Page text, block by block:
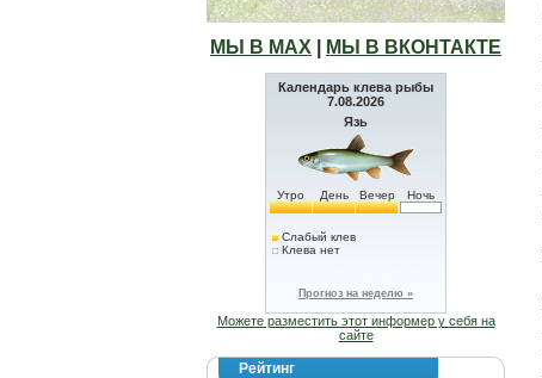
МЫ В МАХ МЫ В ВКОНТАКТЕ
Календарь клева рыбы
7.08.2026
Язь
Утро День Вечер Ночь
Слабый клев
Клева нет
Прогноз на неделю »
Можете разместить этот информер у себя на
сайте
Рейтинг